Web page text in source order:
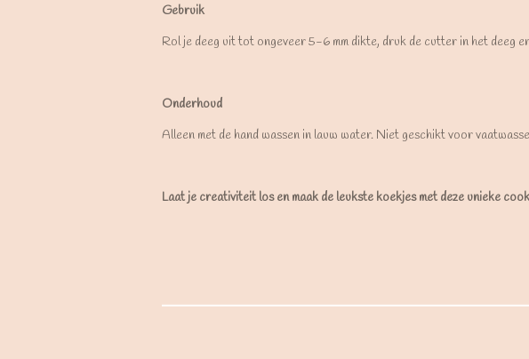
Gebruik
Rol je deeg uit tot ongeveer 5-6 mm dikte, druk de cutter in het deeg
Onderhoud
Alleen met de hand wassen in lauw water. Niet geschikt voor
Laat je creativiteit los en maak de leukste koekjes met deze unieke